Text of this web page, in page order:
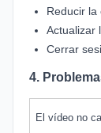
Reducir la
Actualizar
Cerrar
4.
El vídeo no